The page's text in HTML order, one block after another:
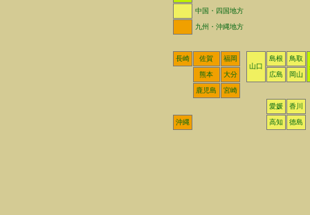
中国・四国地方
九州・沖縄地方
長崎 佐賀
福岡
山口
島根
鳥取
熊本
大分 広島 岡山
鹿児島 宮崎
愛媛 香川
沖縄 高知 徳島